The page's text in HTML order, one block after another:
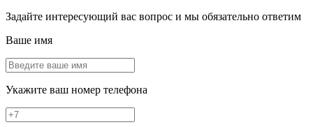
Задайте интересующий вас вопрос и мы обязательно ответим
Ваше имя
Укажите ваш номер телефона